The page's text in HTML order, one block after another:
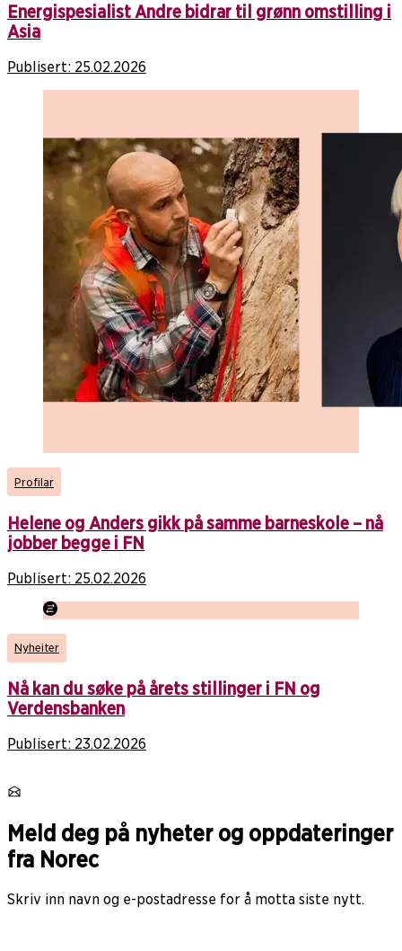
Energispesialist Andre bidrar til grønn omstilling i
Asia
Publisert: 25.02.2026
Profilar
Helene og Anders gikk på samme barneskole – nå
jobber begge i FN
Publisert: 25.02.2026
Nyheiter
Nå kan du søke på årets stillinger i FN og
Verdensbanken
Publisert: 23.02.2026
Meld deg på nyheter og oppdateringer
fra Norec
Skriv inn navn og e-postadresse for å motta siste nytt.